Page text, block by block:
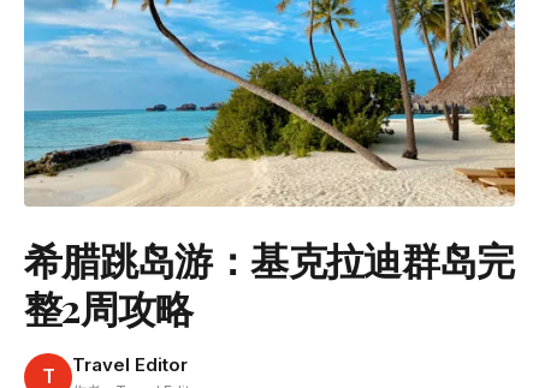
希腊跳岛游：基克拉迪群岛完
整2周攻略
T Travel Editor